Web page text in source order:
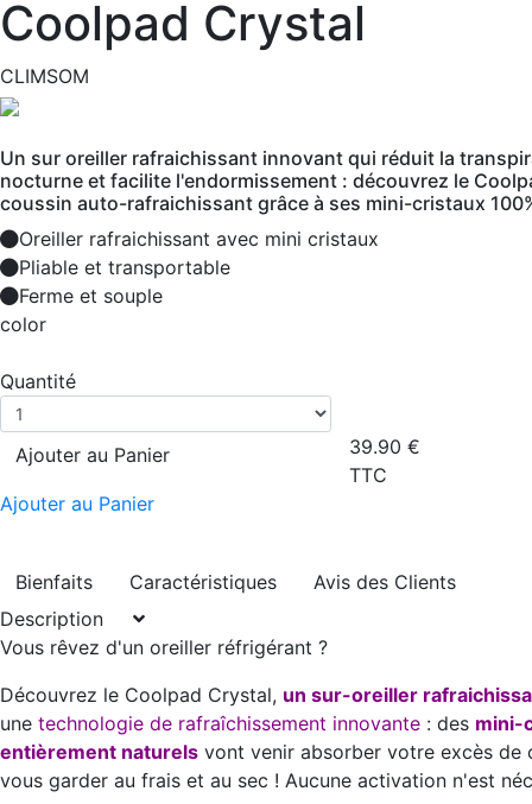
Coolpad Crystal
CLIMSOM
Un sur oreiller rafraichissant innovant qui réduit la
nocturne et facilite l'endormissement : découvrez le
coussin auto-rafraichissant grâce à ses mini-cristaux
Oreiller rafraichissant avec mini cristaux
Pliable et transportable
Ferme et souple
color
Quantité
Ajouter au Panier
Ajouter au Panier
39.90 €
TTC
Bienfaits Caractéristiques
Avis des Clients
Description
Vous rêvez d'un oreiller réfrigérant ?
Découvrez le Coolpad Crystal, un sur-oreiller
une technologie de rafraîchissement innovante : des mini-
entièrement naturels vont venir absorber votre excès de
vous garder au frais et au sec ! Aucune activation n'est